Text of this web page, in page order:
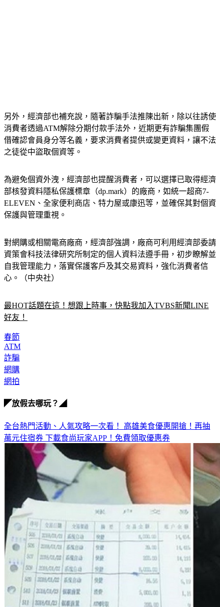
另外，經濟部也補充說，隨著詐騙手法推陳出新，除以往誘使
消費者透過ATM解除分期付款手法外，近期更有詐騙集團假
借確認會員身分等名義，要求消費者提供或變更資料，讓不法
之徒從中盜取個資等。
為避免個資外洩，經濟部也提醒消費者，可以選擇已取得經濟
部核發資料隱私保護標章（dp.mark）的廠商，如統一超商7-
ELEVEN、全家便利商店、特力屋或康迅等，並確保其對個資
保護與管理重視。
對網購或相關電商廠商，經濟部強調，廠商可利用經濟部委請
資策會科技法律研究所制定的個人資料法遵手冊，初步瞭解並
自我管理能力，落實保護客戶及其交易資料，強化消費者信
心。（中央社）
最HOT話題在這！想跟上時事，快點我加入TVBS新聞LINE
好友！
春節
ATM
詐騙
網購
網拍
◤放假去哪玩？◢
全台熱門活動、人氣攻略一次看！ 高雄美食優惠開搶！再抽
萬元住宿券 下載食尚玩家APP！免費領取優惠券